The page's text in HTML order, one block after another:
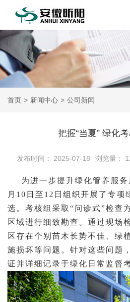
首页 > 新闻中心 > 公司新闻
把握“当夏” 绿化
发布时间： 2025-07-18 浏览量：
为进一步提升绿化管养服
月10日至12日组织开展了专项
选。考核组采取“问诊式”检查
区域进行细致勘查。 通过现场
区存在个别苗木长势不佳、绿
施损坏等问题。针对这些问题
证并详细记录于绿化日常监督